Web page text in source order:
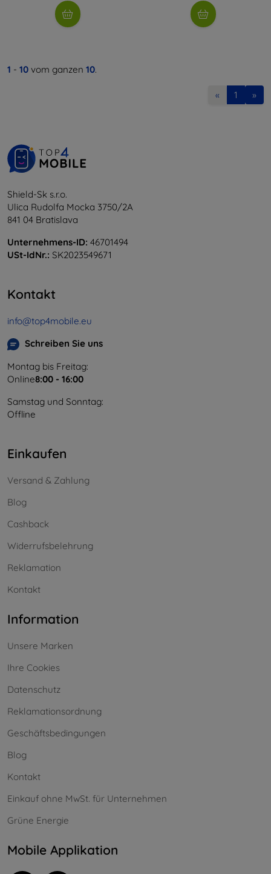
1 - 10 vom ganzen 10.
« 1 »
Shield-Sk s.r.o.
Ulica Rudolfa Mocka 3750/2A
841 04 Bratislava
Unternehmens-ID: 46701494
USt-IdNr.: SK2023549671
Kontakt
info@top4mobile.eu
Schreiben Sie uns
Montag bis Freitag:
Online8:00 - 16:00
Samstag und Sonntag:
Offline
Einkaufen
Versand & Zahlung
Blog
Cashback
Widerrufsbelehrung
Reklamation
Kontakt
Information
Unsere Marken
Ihre Cookies
Datenschutz
Reklamationsordnung
Geschäftsbedingungen
Blog
Kontakt
Einkauf ohne MwSt. für Unternehmen
Grüne Energie
Mobile Applikation